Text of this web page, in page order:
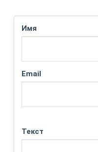
Имя
Email
Текст